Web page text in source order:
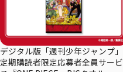
デジタル版「週刊少年ジャンプ」
定期購読者限定応募者全員サービ